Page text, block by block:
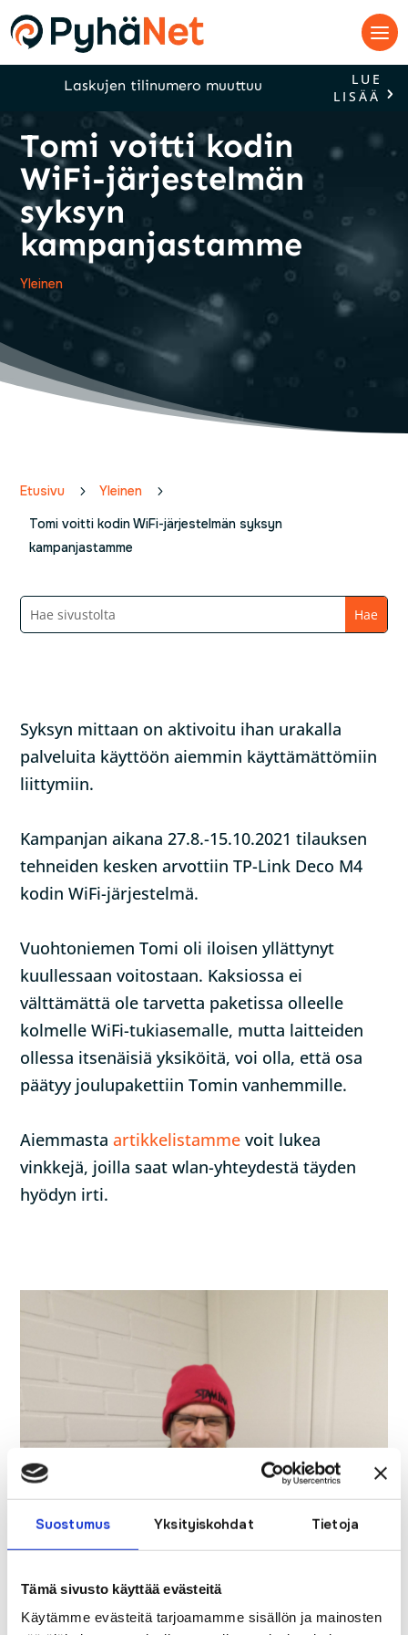
Suostumus Yksityiskohdat Tietoja
Tämä sivusto käyttää evästeitä
Käytämme evästeitä tarjoamamme sisällön ja mainosten
Laskujen tilinumero muuttuu
LUE
LISÄÄ
Tomi voitti kodin
WiFi-järjestelmän
syksyn
kampanjastamme
Yleinen
Etusivu 5 Yleinen
5
Tomi voitti kodin WiFi-järjestelmän syksyn
kampanjastamme
Syksyn mittaan on aktivoitu ihan urakalla
palveluita käyttöön aiemmin käyttämättömiin
liittymiin.
Kampanjan aikana 27.8.-15.10.2021 tilauksen
tehneiden kesken arvottiin TP-Link Deco M4
kodin WiFi-järjestelmä.
Vuohtoniemen Tomi oli iloisen yllättynyt
kuullessaan voitostaan. Kaksiossa ei
välttämättä ole tarvetta paketissa olleelle
kolmelle WiFi-tukiasemalle, mutta laitteiden
ollessa itsenäisiä yksiköitä, voi olla, että osa
päätyy joulupakettiin Tomin vanhemmille.
Aiemmastaartikkelistamme voit lukea
vinkkejä, joilla saat wlan-yhteydestä täyden
hyödyn irti.